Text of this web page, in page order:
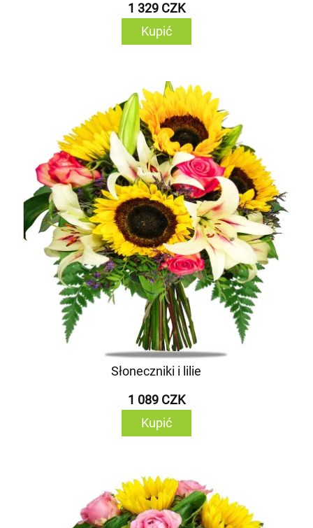
1 329 CZK
Kupić
Słoneczniki i lilie
1 089 CZK
Kupić